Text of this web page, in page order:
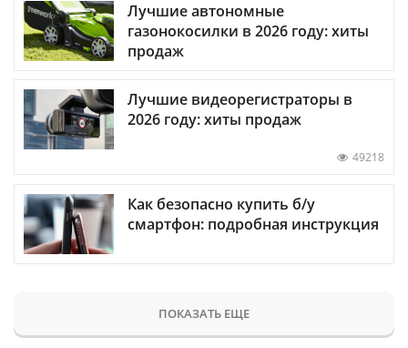
Лучшие автономные
газонокосилки в 2026 году: хиты
продаж
Лучшие видеорегистраторы в
2026 году: хиты продаж
49218
Как безопасно купить б/у
смартфон: подробная инструкция
ПОКАЗАТЬ ЕЩЕ